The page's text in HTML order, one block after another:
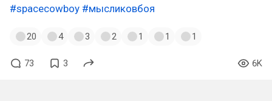
#spacecowboy #мысликовбоя
20 4 3 2 1 1 1
73 3 6K